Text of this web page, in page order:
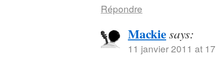
Répondre
Mackiesays:
11 janvier 2011 at